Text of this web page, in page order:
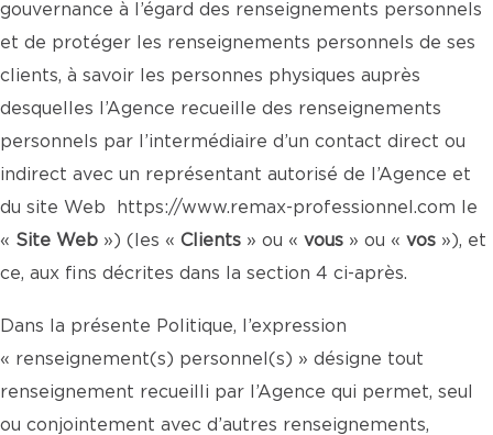
gouvernance à l’égard des renseignements personnels
et de protéger les renseignements personnels de ses
clients, à savoir les personnes physiques auprès
desquelles l’Agence recueille des renseignements
personnels par l’intermédiaire d’un contact direct ou
indirect avec un représentant autorisé de l’Agence et
du site Web
https://www.remax-professionnel.com le
« Site Web ») (les « Clients » ou « vous » ou « vos »), et
ce, aux fins décrites dans la section 4 ci-après.
Dans la présente Politique, l’expression
« renseignement(s) personnel(s) » désigne tout
renseignement recueilli par l’Agence qui permet, seul
ou conjointement avec d’autres renseignements,